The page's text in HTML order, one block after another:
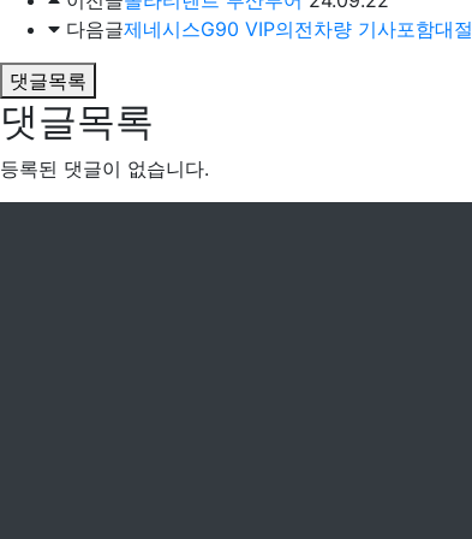
다음글제네시스G90 VIP의전차량 기사포함대절
댓글목록
댓글목록
등록된 댓글이 없습니다.